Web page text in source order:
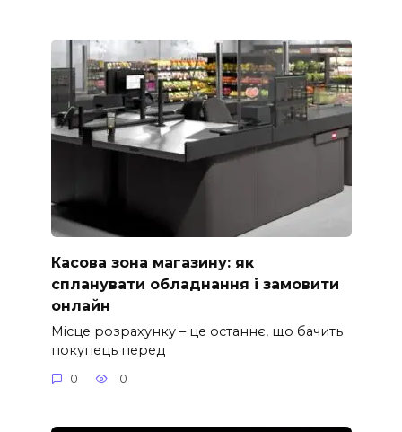
Касова зона магазину: як
спланувати обладнання і замовити
онлайн
Місце розрахунку – це останнє, що бачить
покупець перед
0 10